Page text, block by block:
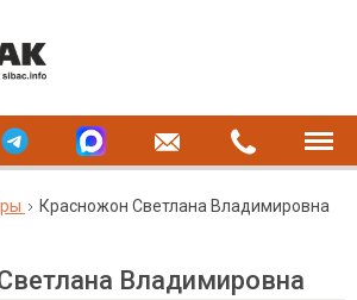
Красножон Светлана Владимировна
Владимировна